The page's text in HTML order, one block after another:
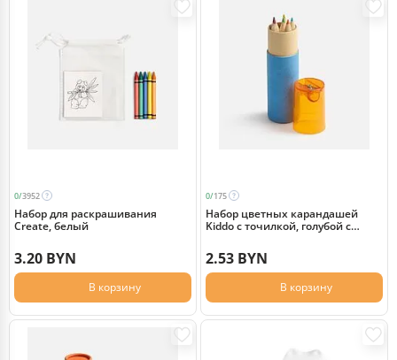
0/3952
Набор для раскрашивания
Create, белый
3.20 BYN
В корзину
0/175
Набор цветных карандашей
Kiddo с точилкой, голубой с
2.53 BYN
В корзину